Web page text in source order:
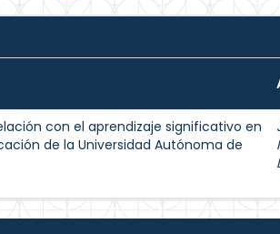
con el aprendizaje significativo en
de la Universidad Autónoma de